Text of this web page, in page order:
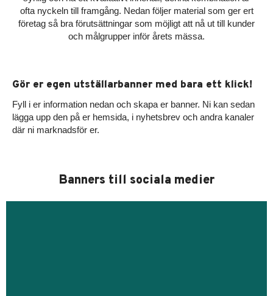
ofta nyckeln till framgång. Nedan följer material som ger ert
företag så bra förutsättningar som möjligt att nå ut till kunder
och målgrupper inför årets mässa.
Gör er egen utställarbanner med bara ett klick!
Fyll i er information nedan och skapa er banner. Ni kan sedan
lägga upp den på er hemsida, i nyhetsbrev och andra kanaler
där ni marknadsför er.
Banners till sociala medier